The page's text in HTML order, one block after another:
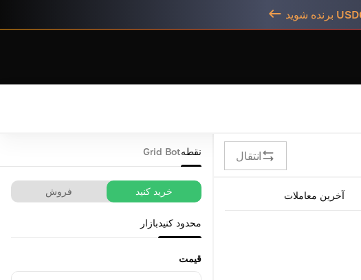
انتقال
آخرین معاملات
نقطهGrid Bot
خرید کنید فروش
محدود کنیدبازار
قیمت